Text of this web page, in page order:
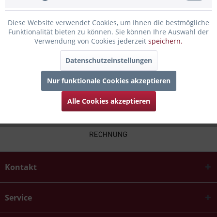
Infos zum Hersteller
Folgende Infos zum Hersteller sind verfübar...... mehr
Kontakt
Service
Diese Website verwendet Cookies, um Ihnen die bestmögliche
Funktionalität bieten zu können. Sie können Ihre Auswahl der
Verwendung von Cookies jederzeit speichern.
Datenschutzeinstellungen
Nur funktionale Cookies akzeptieren
Alle Cookies akzeptieren